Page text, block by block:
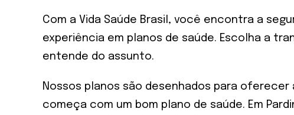
Com a Vida Saúde Brasil, você encontra a
experiência em planos de saúde. Escolha a
entende do assunto.
Nossos planos são desenhados para
começa com um bom plano de saúde. Em